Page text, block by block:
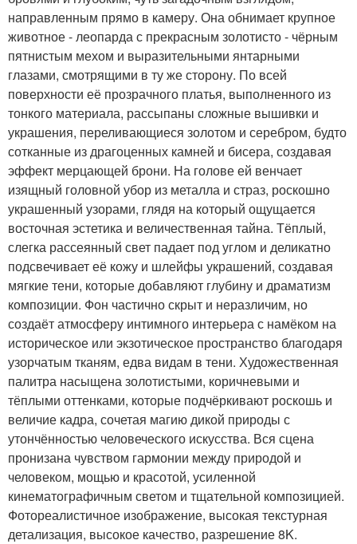
направленным прямо в камеру. Она обнимает крупное
животное - леопарда с прекрасным золотисто - чёрным
пятнистым мехом и выразительными янтарными
глазами, смотрящими в ту же сторону. По всей
поверхности её прозрачного платья, выполненного из
тонкого материала, рассыпаны сложные вышивки и
украшения, переливающиеся золотом и серебром, будто
сотканные из драгоценных камней и бисера, создавая
эффект мерцающей брони. На голове ей венчает
изящный головной убор из металла и страз, роскошно
украшенный узорами, глядя на который ощущается
восточная эстетика и величественная тайна. Тёплый,
слегка рассеянный свет падает под углом и деликатно
подсвечивает её кожу и шлейфы украшений, создавая
мягкие тени, которые добавляют глубину и драматизм
композиции. Фон частично скрыт и неразличим, но
создаёт атмосферу интимного интерьера с намёком на
историческое или экзотическое пространство благодаря
узорчатым тканям, едва видам в тени. Художественная
палитра насыщена золотистыми, коричневыми и
тёплыми оттенками, которые подчёркивают роскошь и
величие кадра, сочетая магию дикой природы с
утончённостью человеческого искусства. Вся сцена
пронизана чувством гармонии между природой и
человеком, мощью и красотой, усиленной
кинематографичным светом и тщательной композицией.
Фотореалистичное изображение, высокая текстурная
детализация, высокое качество, разрешение 8K.